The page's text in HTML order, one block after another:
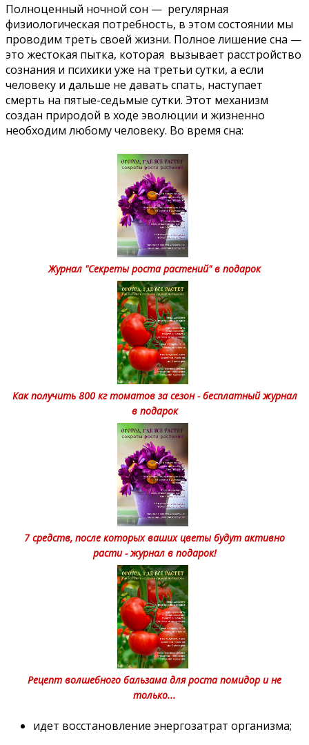
Полноценный ночной сон — регулярная
физиологическая потребность, в этом состоянии мы
проводим треть своей жизни. Полное лишение сна —
это жестокая пытка, которая вызывает расстройство
сознания и психики уже на третьи сутки, а если
человеку и дальше не давать спать, наступает
смерть на пятые-седьмые сутки. Этот механизм
создан природой в ходе эволюции и жизненно
необходим любому человеку. Во время сна:
Журнал "Секреты роста растений" в подарок
Как получить 800 кг томатов за сезон - бесплатный журнал
в подарок
7 средств, после которых ваших цветы будут активно
расти - журнал в подарок!
Рецепт волшебного бальзама для роста помидор и не
только...
идет восстановление энергозатрат организма;